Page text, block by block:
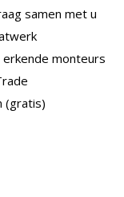
samen met u
monteurs
(gratis)